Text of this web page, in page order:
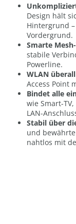
Design hält
Hintergrund
Vordergrund.
Smarte
stabile
Powerline.
WLAN überall
Access Point
Bindet alle
wie Smart-
LAN-
Stabil über
und
nahtlos mit